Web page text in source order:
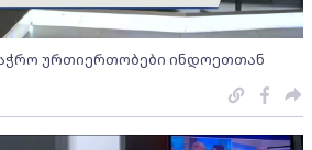
ურთიერთობები ინდოეთთან